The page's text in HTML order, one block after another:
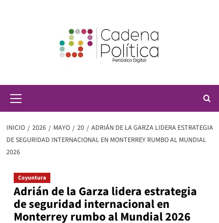
principal
INICIO 2026 MAYO 20
ADRIÁN DE LA GARZA LIDERA ESTRATEGIA
DE SEGURIDAD INTERNACIONAL EN MONTERREY RUMBO AL MUNDIAL
2026
Coyuntura
Adrián de la Garza lidera estrategia
de seguridad internacional en
Monterrey rumbo al Mundial 2026